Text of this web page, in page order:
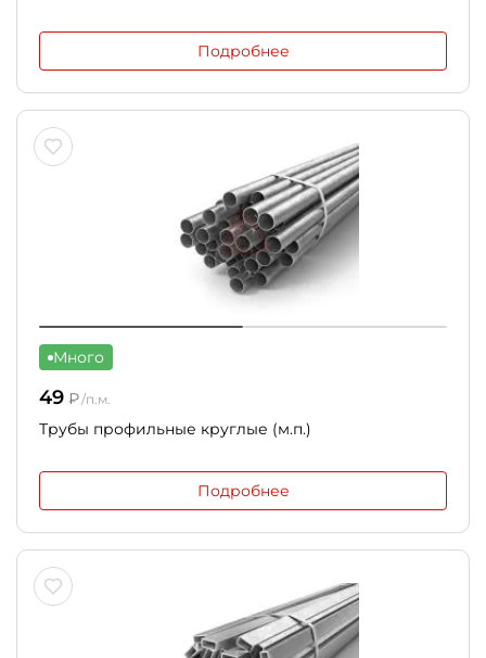
Подробнее
Много
49 ₽/п.м.
Трубы профильные круглые (м.п.)
Подробнее